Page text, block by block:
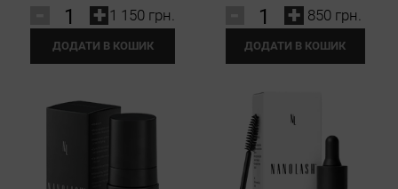
1 150 грн.
+
ДОДАТИ В КОШИК
850 грн.
+
ДОДАТИ В КОШИК